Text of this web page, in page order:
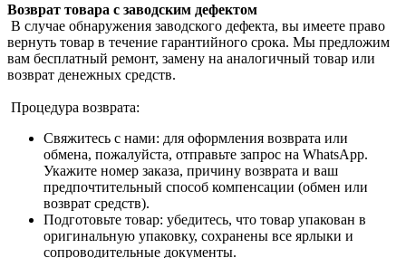
Возврат товара с заводским дефектом
В случае обнаружения заводского дефекта, вы имеете право
вернуть товар в течение гарантийного срока. Мы предложим
вам бесплатный ремонт, замену на аналогичный товар или
возврат денежных средств.
Процедура возврата:
Свяжитесь с нами: для оформления возврата или
обмена, пожалуйста, отправьте запрос на WhatsApp.
Укажите номер заказа, причину возврата и ваш
предпочтительный способ компенсации (обмен или
возврат средств).
Подготовьте товар: убедитесь, что товар упакован в
оригинальную упаковку, сохранены все ярлыки и
сопроводительные документы.